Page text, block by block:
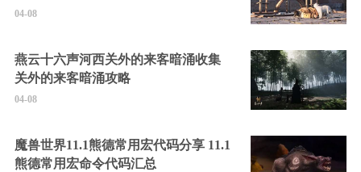
04-08
燕云十六声河西关外的来客暗涌收集
关外的来客暗涌攻略
04-08
魔兽世界11.1熊德常用宏代码分享 11.1
熊德常用宏命令代码汇总